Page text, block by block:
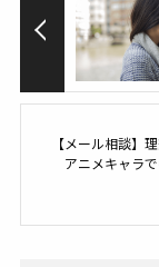
【メール相談】
アニメキャラ